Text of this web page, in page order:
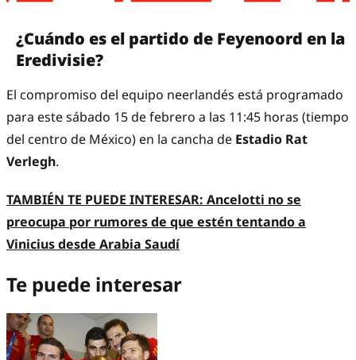
¿Cuándo es el partido de Feyenoord en la
Eredivisie?
El compromiso del equipo neerlandés está programado
para este sábado 15 de febrero a las 11:45 horas (tiempo
del centro de México) en la cancha de Estadio Rat
Verlegh.
TAMBIÉN TE PUEDE INTERESAR: Ancelotti no se
preocupa por rumores de que estén tentando a
Vinicius desde Arabia Saudí
Te puede interesar